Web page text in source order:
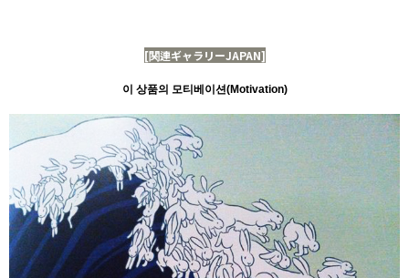
[関連ギャラリーJAPAN]
이 상품의 모티베이션(Motivation)